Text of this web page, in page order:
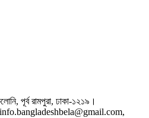
পূর্ব রামপুরা, ঢাকা-১২১৯।